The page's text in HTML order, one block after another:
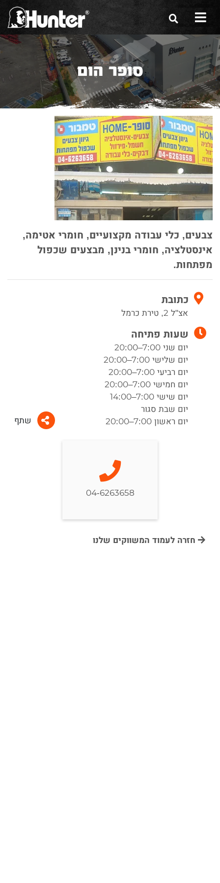
הסיפור שלנו
הכלים שלנו
תערוכות
משווקים
מגזין
שירות ואחריות
צור קשר
סופר הום
צבעים, כלי עבודה מקצועיים, חומרי אטימה,
אינסטלציה, חומרי בנינן, מבצעים שכפול
מפתחות.
כתובת
אצ"ל 2, טירת כרמל
שעות פתיחה
יום שני 7:00–20:00
יום שלישי 7:00–20:00
יום רביעי 7:00–20:00
יום חמישי 7:00–20:00
יום שישי 7:00–14:00
יום שבת סגור
יום ראשון 7:00–20:00
שתף
04-6263658
חזרה לעמוד המשווקים שלנו